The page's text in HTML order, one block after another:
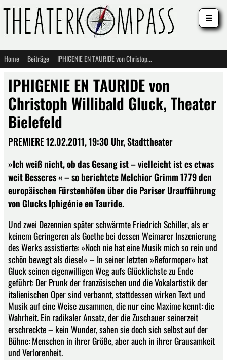
Home Beiträge IPHIGENIE EN TAURIDE von Christoph Willibald Gluck, Theater Bielefeld
IPHIGENIE EN TAURIDE von
Christoph Willibald Gluck, Theater
Bielefeld
PREMIERE 12.02.2011, 19:30 Uhr, Stadttheater
»Ich weiß nicht, ob das Gesang ist – vielleicht ist es etwas
weit Besseres « – so berichtete Melchior Grimm 1779 den
europäischen Fürstenhöfen über die Pariser Uraufführung
von Glucks Iphigénie en Tauride.
Und zwei Dezennien später schwärmte Friedrich Schiller, als er
keinem Geringeren als Goethe bei dessen Weimarer Inszenierung
des Werks assistierte: »Noch nie hat eine Musik mich so rein und
schön bewegt als diese!« – In seiner letzten »Reformoper« hat
Gluck seinen eigenwilligen Weg aufs Glücklichste zu Ende
geführt: Der Prunk der französischen und die Vokalartistik der
italienischen Oper sind verbannt, stattdessen wirken Text und
Musik auf eine Weise zusammen, die nur eine Maxime kennt: die
Wahrheit. Ein radikaler Ansatz, der die Zuschauer seinerzeit
erschreckte – kein Wunder, sahen sie doch sich selbst auf der
Bühne: Menschen in ihrer Größe, aber auch in ihrer Grausamkeit
und Verlorenheit.
☰